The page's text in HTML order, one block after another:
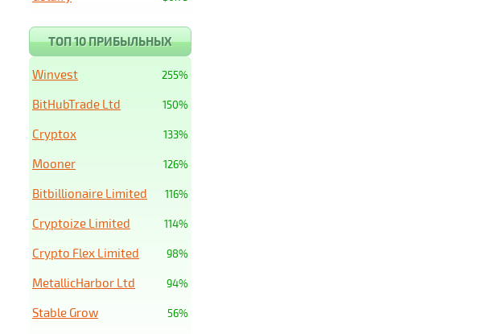
ТОП 10 ПРИБЫЛЬНЫХ
255%
Winvest
150%
BitHubTrade Ltd
133%
Cryptox
126%
Mooner
116%
Bitbillionaire Limited
114%
Cryptoize Limited
98%
Crypto Flex Limited
94%
MetallicHarbor Ltd
56%
Stable Grow